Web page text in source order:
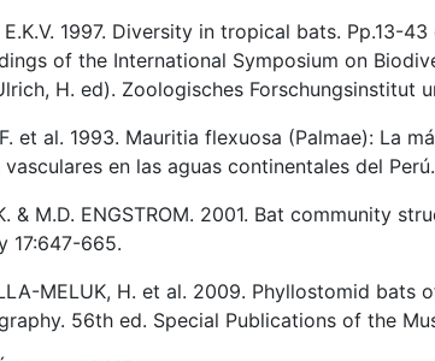
E.K.V. 1997. Diversity in tropical bats. Pp.13-
of the International Symposium on
H. ed). Zoologisches Forschungsinstitut
et al. 1993. Mauritia flexuosa (Palmae): La
en las aguas continentales del
& M.D. ENGSTROM. 2001. Bat community
17:647-665.
MELUK, H. et al. 2009. Phyllostomid
56th ed. Special Publications of the